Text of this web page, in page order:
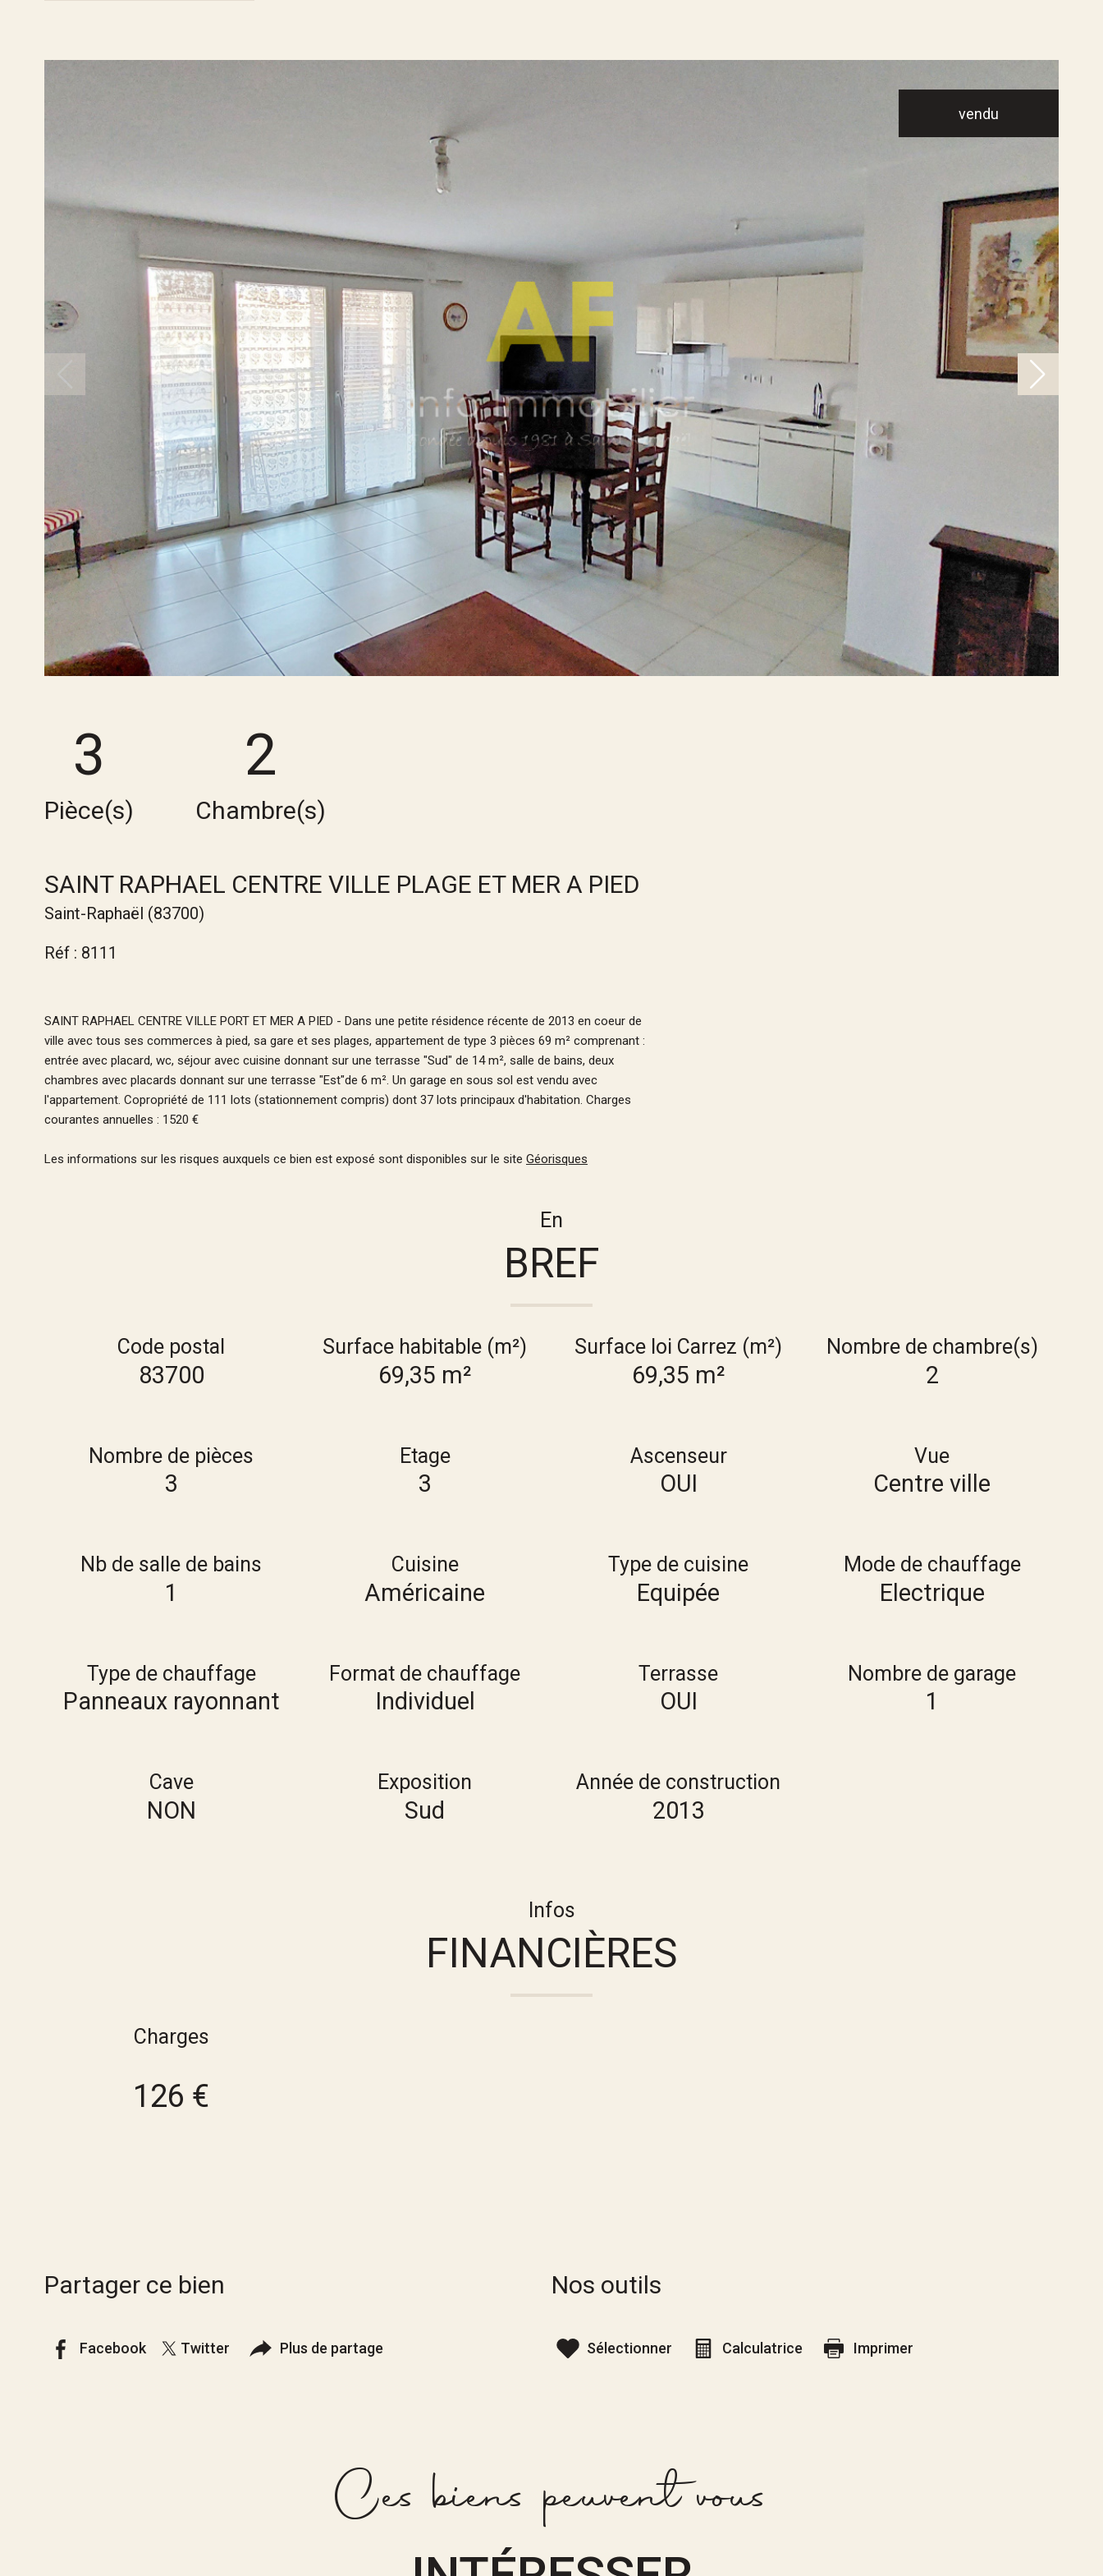
vendu
3
Pièce(s)
2
Chambre(s)
SAINT RAPHAEL CENTRE VILLE PLAGE ET MER A PIED
Saint-Raphaël (83700)
Réf : 8111
SAINT RAPHAEL CENTRE VILLE PORT ET MER A PIED - Dans une petite résidence récente de 2013 en coeur de
ville avec tous ses commerces à pied, sa gare et ses plages, appartement de type 3 pièces 69 m² comprenant :
entrée avec placard, wc, séjour avec cuisine donnant sur une terrasse "Sud" de 14 m², salle de bains, deux
chambres avec placards donnant sur une terrasse "Est"de 6 m². Un garage en sous sol est vendu avec
l'appartement. Copropriété de 111 lots (stationnement compris) dont 37 lots principaux d'habitation. Charges
courantes annuelles : 1520 €
Les informations sur les risques auxquels ce bien est exposé sont disponibles sur le site Géorisques
En
BREF
Code postal
83700
Surface habitable (m²)
69,35 m²
Surface loi Carrez (m²)
69,35 m²
Nombre de chambre(s)
2
Nombre de pièces
3
Etage
3
Ascenseur
OUI
Vue
Centre ville
Nb de salle de bains
1
Cuisine
Américaine
Type de cuisine
Equipée
Mode de chauffage
Electrique
Type de chauffage
Panneaux rayonnant
Format de chauffage
Individuel
Terrasse
OUI
Nombre de garage
1
Cave
NON
Exposition
Sud
Année de construction
2013
Infos
FINANCIÈRES
Charges
126 €
Partager ce bien
Facebook Twitter Plus de partage
Nos outils
Sélectionner Calculatrice Imprimer
Ces biens peuvent vous